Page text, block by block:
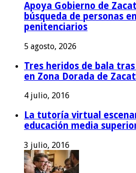
Apoya Gobierno de
búsqueda de personas
penitenciarios
5 agosto, 2026
Tres heridos de bala
en Zona Dorada de
4 julio, 2016
La tutoría virtual
educación media
3 julio, 2016